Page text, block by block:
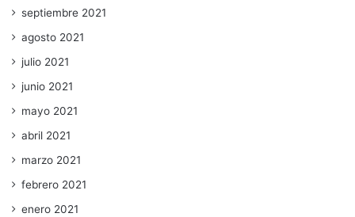
septiembre 2021
agosto 2021
julio 2021
junio 2021
mayo 2021
abril 2021
marzo 2021
febrero 2021
enero 2021